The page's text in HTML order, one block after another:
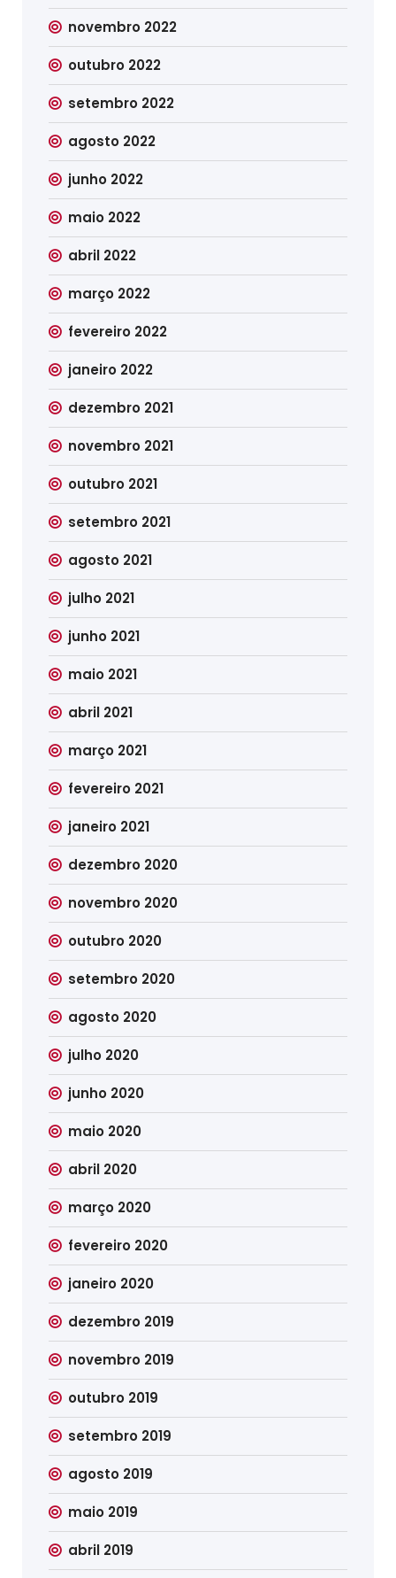
novembro 2022
outubro 2022
setembro 2022
agosto 2022
junho 2022
maio 2022
abril 2022
março 2022
fevereiro 2022
janeiro 2022
dezembro 2021
novembro 2021
outubro 2021
setembro 2021
agosto 2021
julho 2021
junho 2021
maio 2021
abril 2021
março 2021
fevereiro 2021
janeiro 2021
dezembro 2020
novembro 2020
outubro 2020
setembro 2020
agosto 2020
julho 2020
junho 2020
maio 2020
abril 2020
março 2020
fevereiro 2020
janeiro 2020
dezembro 2019
novembro 2019
outubro 2019
setembro 2019
agosto 2019
maio 2019
abril 2019